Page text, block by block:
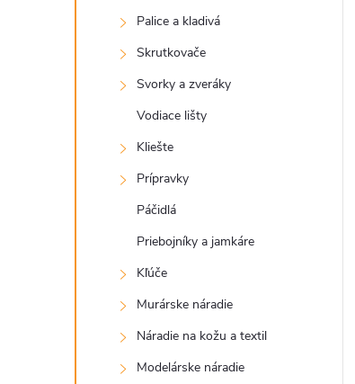
Palice a kladivá
Skrutkovače
Svorky a zveráky
Vodiace lišty
Kliešte
Prípravky
Páčidlá
Priebojníky a jamkáre
Kľúče
Murárske náradie
Náradie na kožu a textil
Modelárske náradie